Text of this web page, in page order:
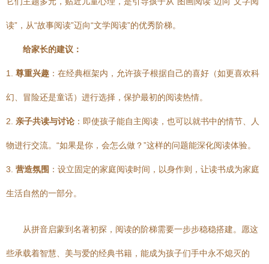
读”，从“故事阅读”迈向“文学阅读”的优秀阶梯。
给家长的建议：
1. 尊重兴趣 ：在经典框架内，允许孩子根据自己的喜好（如更喜欢科
幻、冒险还是童话）进行选择，保护最初的阅读热情。
2. 亲子共读与讨论 ：即使孩子能自主阅读，也可以就书中的情节、人
物进行交流。“如果是你，会怎么做？”这样的问题能深化阅读体验。
3. 营造氛围 ：设立固定的家庭阅读时间，以身作则，让读书成为家庭
生活自然的一部分。
从拼音启蒙到名著初探，阅读的阶梯需要一步步稳稳搭建。愿这
些承载着智慧、美与爱的经典书籍，能成为孩子们手中永不熄灭的